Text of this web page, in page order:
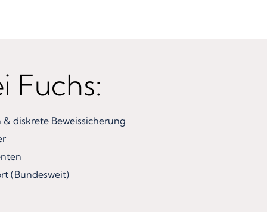
Fuchs:
diskrete Beweissicherung
(Bundesweit)